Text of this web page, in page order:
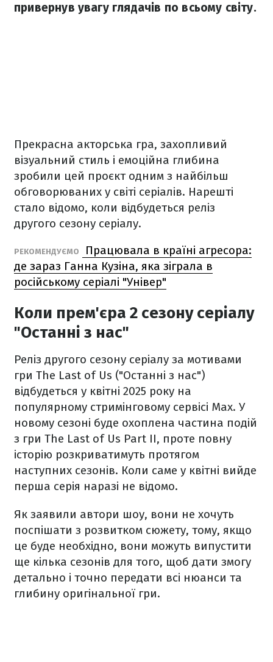
привернув увагу глядачів по всьому світу.
Прекрасна акторська гра, захопливий
візуальний стиль і емоційна глибина
зробили цей проєкт одним з найбільш
обговорюваних у світі серіалів. Нарешті
стало відомо, коли відбудеться реліз
другого сезону серіалу.
РЕКОМЕНДУЄМО
Працювала в країні агресора:
де зараз Ганна Кузіна, яка зіграла в
російському серіалі "Універ"
Коли прем'єра 2 сезону серіалу
"Останні з нас"
Реліз другого сезону серіалу за мотивами
гри The Last of Us ("Останні з нас")
відбудеться у квітні 2025 року на
популярному стримінговому сервісі Max. У
новому сезоні буде охоплена частина подій
з гри The Last of Us Part II, проте повну
історію розкриватимуть протягом
наступних сезонів. Коли саме у квітні вийде
перша серія наразі не відомо.
Як заявили автори шоу, вони не хочуть
поспішати з розвитком сюжету, тому, якщо
це буде необхідно, вони можуть випустити
ще кілька сезонів для того, щоб дати змогу
детально і точно передати всі нюанси та
глибину оригінальної гри.